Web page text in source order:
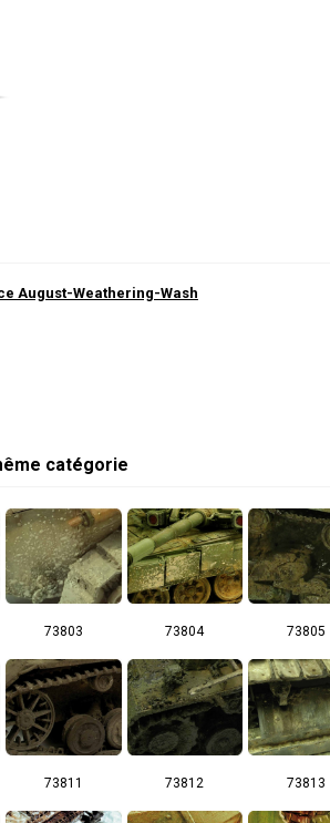
August-Weathering-Wash
catégorie
73803 73804 73805
73811 73812 73813